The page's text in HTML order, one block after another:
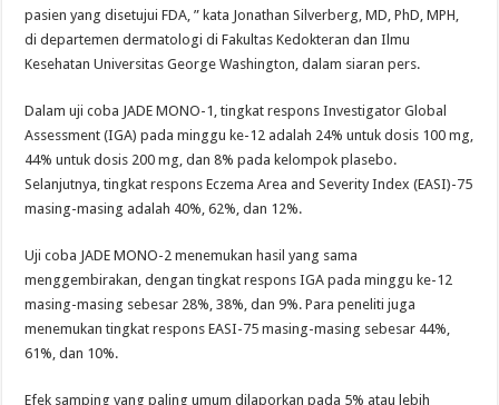
pasien yang disetujui FDA, ” kata Jonathan Silverberg, MD, PhD, MPH,
di departemen dermatologi di Fakultas Kedokteran dan Ilmu
Kesehatan Universitas George Washington, dalam siaran pers.
Dalam uji coba JADE MONO-1, tingkat respons Investigator Global
Assessment (IGA) pada minggu ke-12 adalah 24% untuk dosis 100 mg,
44% untuk dosis 200 mg, dan 8% pada kelompok plasebo.
Selanjutnya, tingkat respons Eczema Area and Severity Index (EASI)-75
masing-masing adalah 40%, 62%, dan 12%.
Uji coba JADE MONO-2 menemukan hasil yang sama
menggembirakan, dengan tingkat respons IGA pada minggu ke-12
masing-masing sebesar 28%, 38%, dan 9%. Para peneliti juga
menemukan tingkat respons EASI-75 masing-masing sebesar 44%,
61%, dan 10%.
Efek samping yang paling umum dilaporkan pada 5% atau lebih